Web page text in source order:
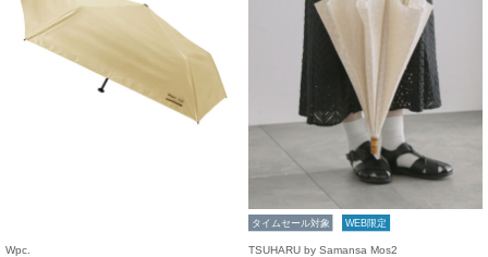
Wpc.
タイムセール対象 WEB限定
TSUHARU by Samansa Mos2